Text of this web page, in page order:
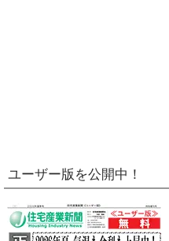
ユーザー版を公開中！